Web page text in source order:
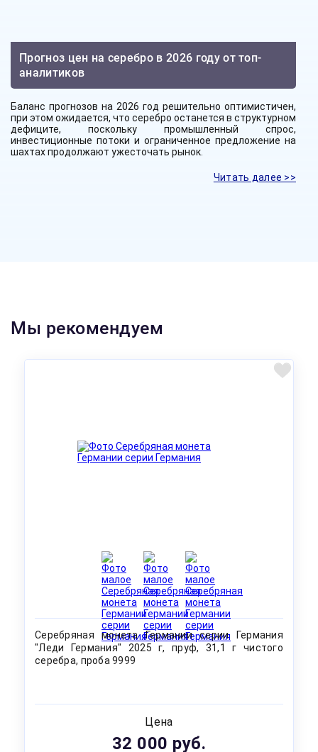
Прогноз цен на серебро в 2026 году от топ-
аналитиков
Баланс прогнозов на 2026 год решительно оптимистичен,
при этом ожидается, что серебро останется в структурном
дефиците, поскольку промышленный спрос,
инвестиционные потоки и ограниченное предложение на
шахтах продолжают ужесточать рынок.
Читать далее >>
Мы рекомендуем
Серебряная монета Германии серии Германия
"Леди Германия" 2025 г, пруф, 31,1 г чистого
серебра, проба 9999
Цена
32 000 руб.